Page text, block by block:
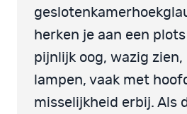
herken je aan een
pijnlijk oog, wazig
lampen, vaak met
misselijkheid erbij. Als